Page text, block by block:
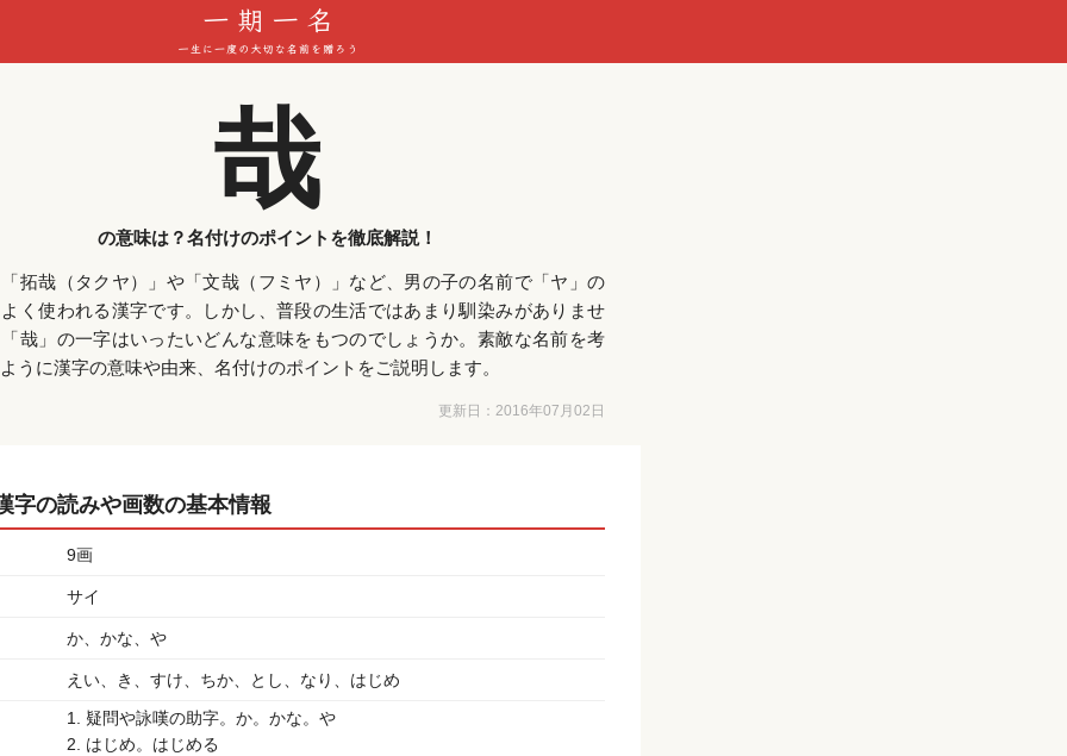
哉
の意味は？名付けのポイントを徹底解説！
拓哉（タクヤ）」や「文哉（フミヤ）」など、男の子の名前で「ヤ」の
く使われる漢字です。しかし、普段の生活ではあまり馴染みがありませ
哉」の一字はいったいどんな意味をもつのでしょうか。素敵な名前を考
うに漢字の意味や由来、名付けのポイントをご説明します。
更新日： 2016年07月02日
字の読みや画数の基本情報
9画
サイ
か、かな、や
えい、き、すけ、ちか、とし、なり、はじめ
1. 疑問や詠嘆の助字。か。かな。や
2. はじめ。はじめる